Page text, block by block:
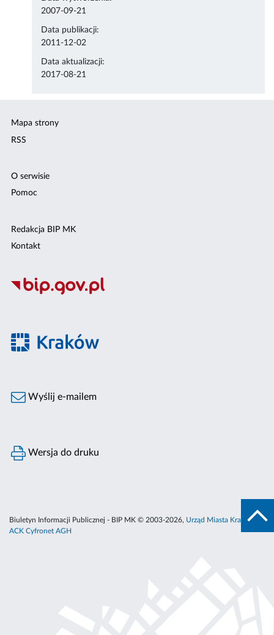
2007-09-21
Data publikacji:
2011-12-02
Data aktualizacji:
2017-08-21
Mapa strony
RSS
O serwisie
Pomoc
Redakcja BIP MK
Kontakt
Wyślij e-mailem
Wersja do druku
Biuletyn Informacji Publicznej - BIP MK © 2003-2026, Urząd Miasta Krakowa
ACK Cyfronet AGH